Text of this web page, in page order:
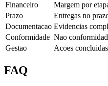
Financeiro
Margem por
Prazo
Entregas no
Documentacao Evidencias
Conformidade Nao
Gestao
Acoes
FAQ